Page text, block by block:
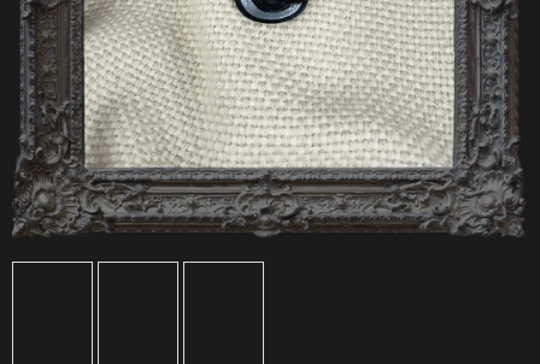
D
O
P
O
R
U
Č
U
J
E
E